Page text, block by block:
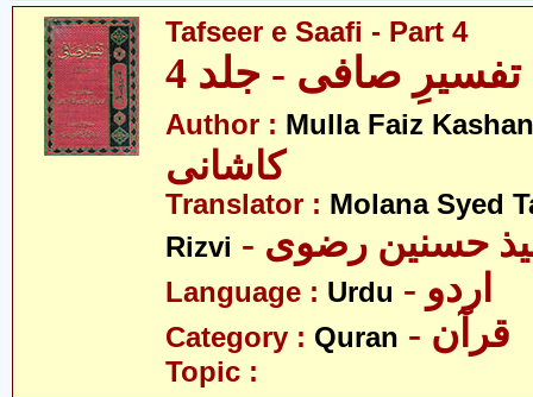
Tafseer e Saafi - Part 4
تفسیرِ صافی - جلد 4
Author : Mulla Faiz
کاشانی
Translator : Molana Syed
Rizvi
حسنین رضوی
Language : Urdu - اردو
Category : Quran - قرآن
Topic :